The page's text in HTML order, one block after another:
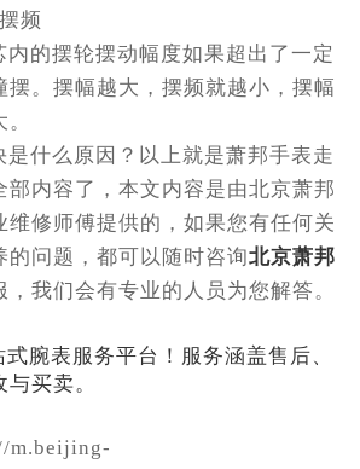
频
的摆轮摆动幅度如果超出了一定
摆。摆幅越大，摆频就越小，摆幅
什么原因？以上就是萧邦手表走
部内容了，本文内容是由北京萧邦
维修师傅提供的，如果您有任何关
的问题，都可以随时咨询北京萧邦
，我们会有专业的人员为您解答。
m.beijing-